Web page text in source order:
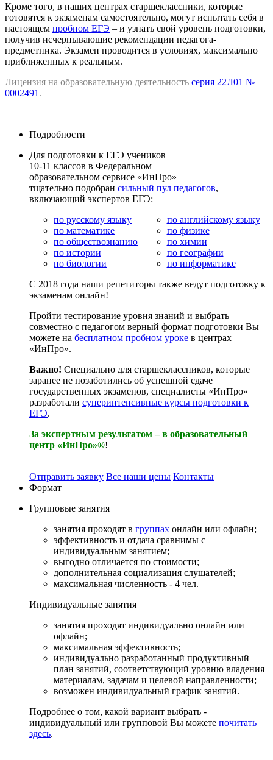
Кроме того, в наших центрах старшеклассники, которые
готовятся к экзаменам самостоятельно, могут испытать себя в
настоящем пробном ЕГЭ – и узнать свой уровень подготовки,
получив исчерпывающие рекомендации педагога-
предметника. Экзамен проводится в условиях, максимально
приближенных к реальным.
Лицензия на образовательную деятельность серия 22Л01 №
0002491 .
Подробности
Для подготовки к ЕГЭ учеников
10-11 классов в Федеральном
образовательном сервисе «ИнПро»
тщательно подобран сильный пул педагогов,
включающий экспертов ЕГЭ:
по русскому языку
по математике
по обществознанию
по истории
по биологии
по английскому языку
по физике
по химии
по географии
по информатике
С 2018 года наши репетиторы также ведут подготовку к
экзаменам онлайн!
Пройти тестирование уровня знаний и выбрать
совместно с педагогом верный формат подготовки Вы
можете на бесплатном пробном уроке в центрах
«ИнПро».
Важно! Специально для старшеклассников, которые
заранее не позаботились об успешной сдаче
государственных экзаменов, специалисты «ИнПро»
разработали суперинтенсивные курсы подготовки к
ЕГЭ.
За экспертным результатом – в образовательный
центр «ИнПро»®!
Отправить заявку Все наши цены Контакты
Формат
Групповые занятия
занятия проходят в группах онлайн или офлайн;
эффективность и отдача сравнимы с
индивидуальным занятием;
выгодно отличается по стоимости;
дополнительная социализация слушателей;
максимальная численность - 4 чел.
Индивидуальные занятия
занятия проходят индивидуально онлайн или
офлайн;
максимальная эффективность;
индивидуально разработанный продуктивный
план занятий, соответствующий уровню владения
материалам, задачам и целевой направленности;
возможен индивидуальный график занятий.
Подробнее о том, какой вариант выбрать -
индивидуальный или групповой Вы можете почитать
здесь.